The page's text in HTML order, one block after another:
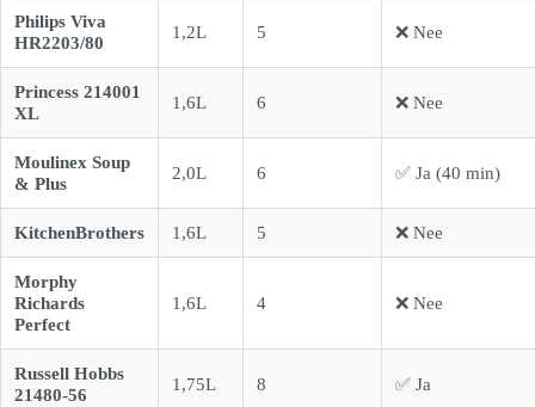
Philips Viva
HR2203/80
1,2L 5 ❌ Nee
Princess 214001
XL
1,6L 6 ❌ Nee
Moulinex Soup
& Plus
2,0L 6 ✅ Ja (40 min)
KitchenBrothers 1,6L 5 ❌ Nee
Morphy
Richards
Perfect
1,6L 4 ❌ Nee
Russell Hobbs
21480-56
1,75L 8 ✅ Ja